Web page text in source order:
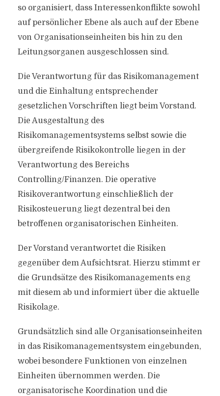
so organisiert, dass Interessenkonflikte sowohl
auf persönlicher Ebene als auch auf der Ebene
von Organisationseinheiten bis hin zu den
Leitungsorganen ausgeschlossen sind.
Die Verantwortung für das Risikomanagement
und die Einhaltung entsprechender
gesetzlichen Vorschriften liegt beim Vorstand.
Die Ausgestaltung des
Risikomanagementsystems selbst sowie die
übergreifende Risikokontrolle liegen in der
Verantwortung des Bereichs
Controlling/Finanzen. Die operative
Risikoverantwortung einschließlich der
Risikosteuerung liegt dezentral bei den
betroffenen organisatorischen Einheiten.
Der Vorstand verantwortet die Risiken
gegenüber dem Aufsichtsrat. Hierzu stimmt er
die Grundsätze des Risikomanagements eng
mit diesem ab und informiert über die aktuelle
Risikolage.
Grundsätzlich sind alle Organisationseinheiten
in das Risikomanagementsystem eingebunden,
wobei besondere Funktionen von einzelnen
Einheiten übernommen werden. Die
organisatorische Koordination und die